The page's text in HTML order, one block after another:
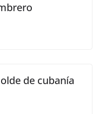
de cubanía